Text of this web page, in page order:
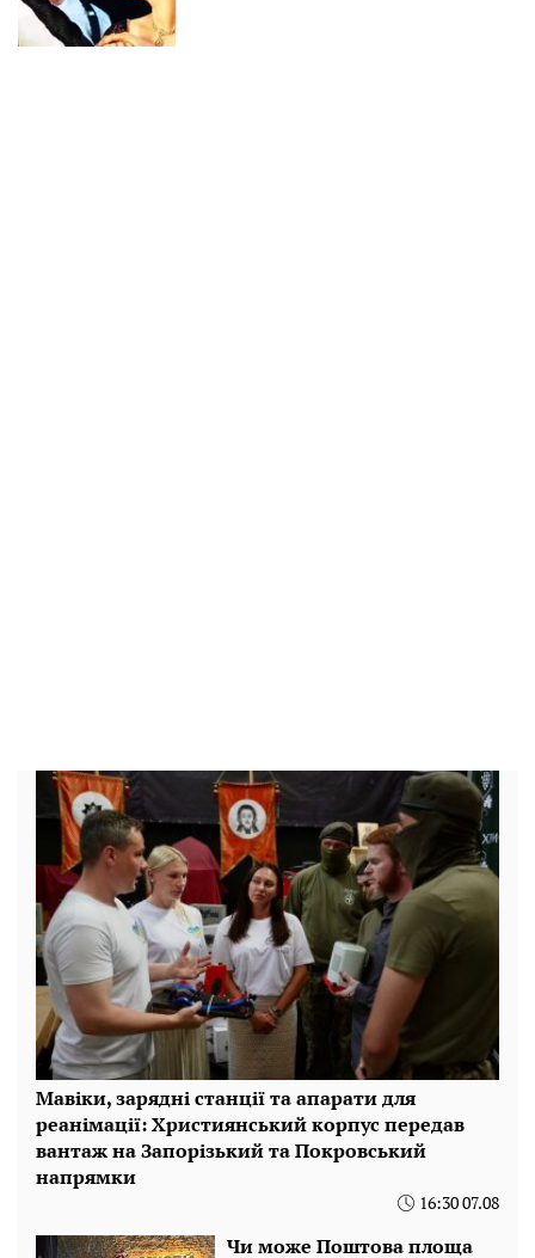
Мавіки, зарядні станції та апарати для
реанімації: Християнський корпус передав
вантаж на Запорізький та Покровський
напрямки
16:30 07.08
Чи може Поштова площа